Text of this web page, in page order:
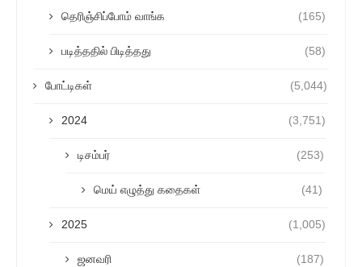
தெரிஞ்சிப்போம் வாங்க (165)
படித்ததில் பிடித்தது (58)
போட்டிகள் (5,044)
2024 (3,751)
டிசம்பர் (253)
மெய் எழுத்து கதைகள் (41)
2025 (1,005)
ஜனவரி (187)